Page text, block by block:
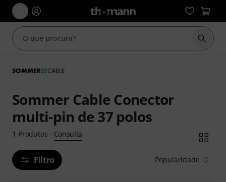
Iniciar
Sommer Cable Conector
multi-pin de 37 polos
1 Produtos · Consulta
Filtro Popularidade